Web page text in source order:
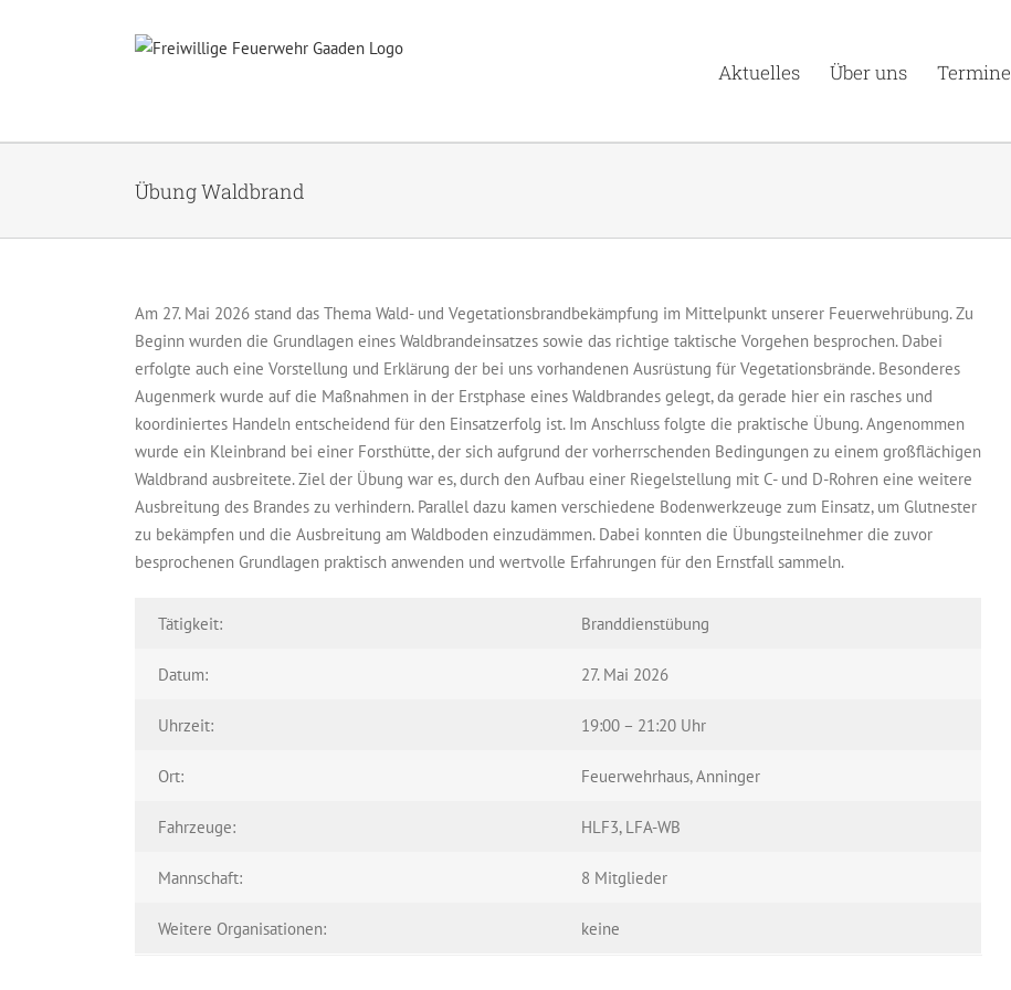
Aktuelles Über uns Termine
Übung Waldbrand
Am 27. Mai 2026 stand das Thema Wald- und Vegetationsbrandbekämpfung im Mittelpunkt unserer Feuerwehrübung. Zu
Beginn wurden die Grundlagen eines Waldbrandeinsatzes sowie das richtige taktische Vorgehen besprochen. Dabei
erfolgte auch eine Vorstellung und Erklärung der bei uns vorhandenen Ausrüstung für Vegetationsbrände. Besonderes
Augenmerk wurde auf die Maßnahmen in der Erstphase eines Waldbrandes gelegt, da gerade hier ein rasches und
koordiniertes Handeln entscheidend für den Einsatzerfolg ist. Im Anschluss folgte die praktische Übung. Angenommen
wurde ein Kleinbrand bei einer Forsthütte, der sich aufgrund der vorherrschenden Bedingungen zu einem großflächigen
Waldbrand ausbreitete. Ziel der Übung war es, durch den Aufbau einer Riegelstellung mit C- und D-Rohren eine weitere
Ausbreitung des Brandes zu verhindern. Parallel dazu kamen verschiedene Bodenwerkzeuge zum Einsatz, um Glutnester
zu bekämpfen und die Ausbreitung am Waldboden einzudämmen. Dabei konnten die Übungsteilnehmer die zuvor
besprochenen Grundlagen praktisch anwenden und wertvolle Erfahrungen für den Ernstfall sammeln.
Tätigkeit: Branddienstübung
Datum: 27. Mai 2026
Uhrzeit: 19:00 – 21:20 Uhr
Ort: Feuerwehrhaus, Anninger
Fahrzeuge: HLF3, LFA-WB
Mannschaft: 8 Mitglieder
Weitere Organisationen: keine